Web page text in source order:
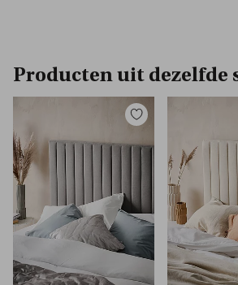
Producten uit dezelfde
Toevoegen
favorieten